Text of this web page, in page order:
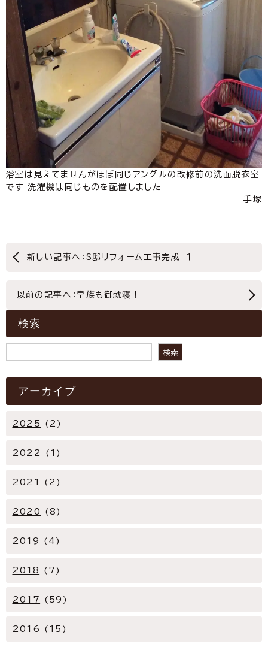
浴室は見えてませんがほぼ同じアングルの改修前の洗面脱衣室
です 洗濯機は同じものを配置しました
手塚
新しい記事へ：S邸リフォーム工事完成 １
以前の記事へ：皇族も御就寝！
検索
検索
アーカイブ
2025 (2)
2022 (1)
2021 (2)
2020 (8)
2019 (4)
2018 (7)
2017 (59)
2016 (15)